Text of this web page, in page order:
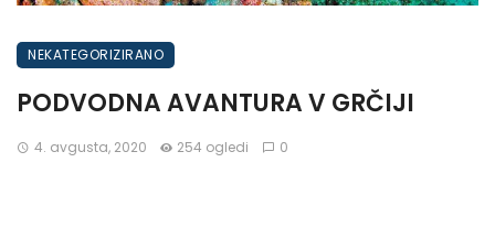
NEKATEGORIZIRANO
PODVODNA AVANTURA V GRČIJI
4. avgusta, 2020 254 ogledi 0